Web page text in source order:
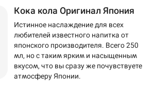
Кока кола Оригинал Япония
Истинное наслаждение для всех
любителей известного напитка от
японского производителя. Всего 250
мл, но с таким ярким и насыщенным
вкусом, что вы сразу же почувствуете
атмосферу Японии.